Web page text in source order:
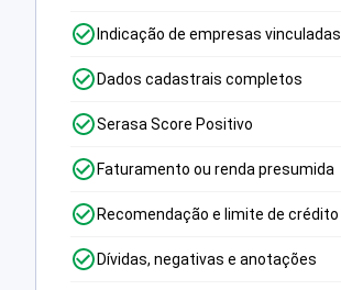
Indicação de empresas vinculadas
Dados cadastrais completos
Serasa Score Positivo
Faturamento ou renda presumida
Recomendação e limite de crédito
Dívidas, negativas e anotações